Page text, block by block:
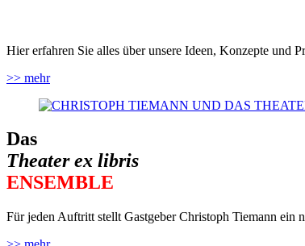
Hier erfahren Sie alles über unsere Ideen, Konzepte und
>> mehr
Das
Theater ex libris
ENSEMBLE
Für jeden Auftritt stellt Gastgeber Christoph Tiemann ein